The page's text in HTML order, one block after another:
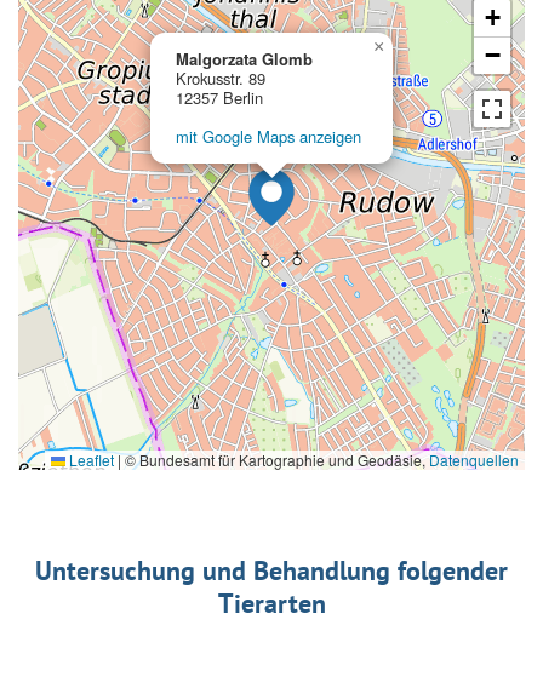
Malgorzata Glomb
Krokusstr. 89
12357 Berlin
mit Google Maps anzeigen
×
+
−
Leaflet|© Bundesamt für Kartographie und Geodäsie, Datenquellen
Untersuchung und Behandlung folgender
Tierarten